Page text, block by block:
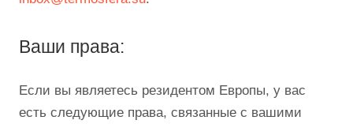
Ваши права:
Если вы являетесь резидентом Европы, у вас
есть следующие права, связанные с вашими